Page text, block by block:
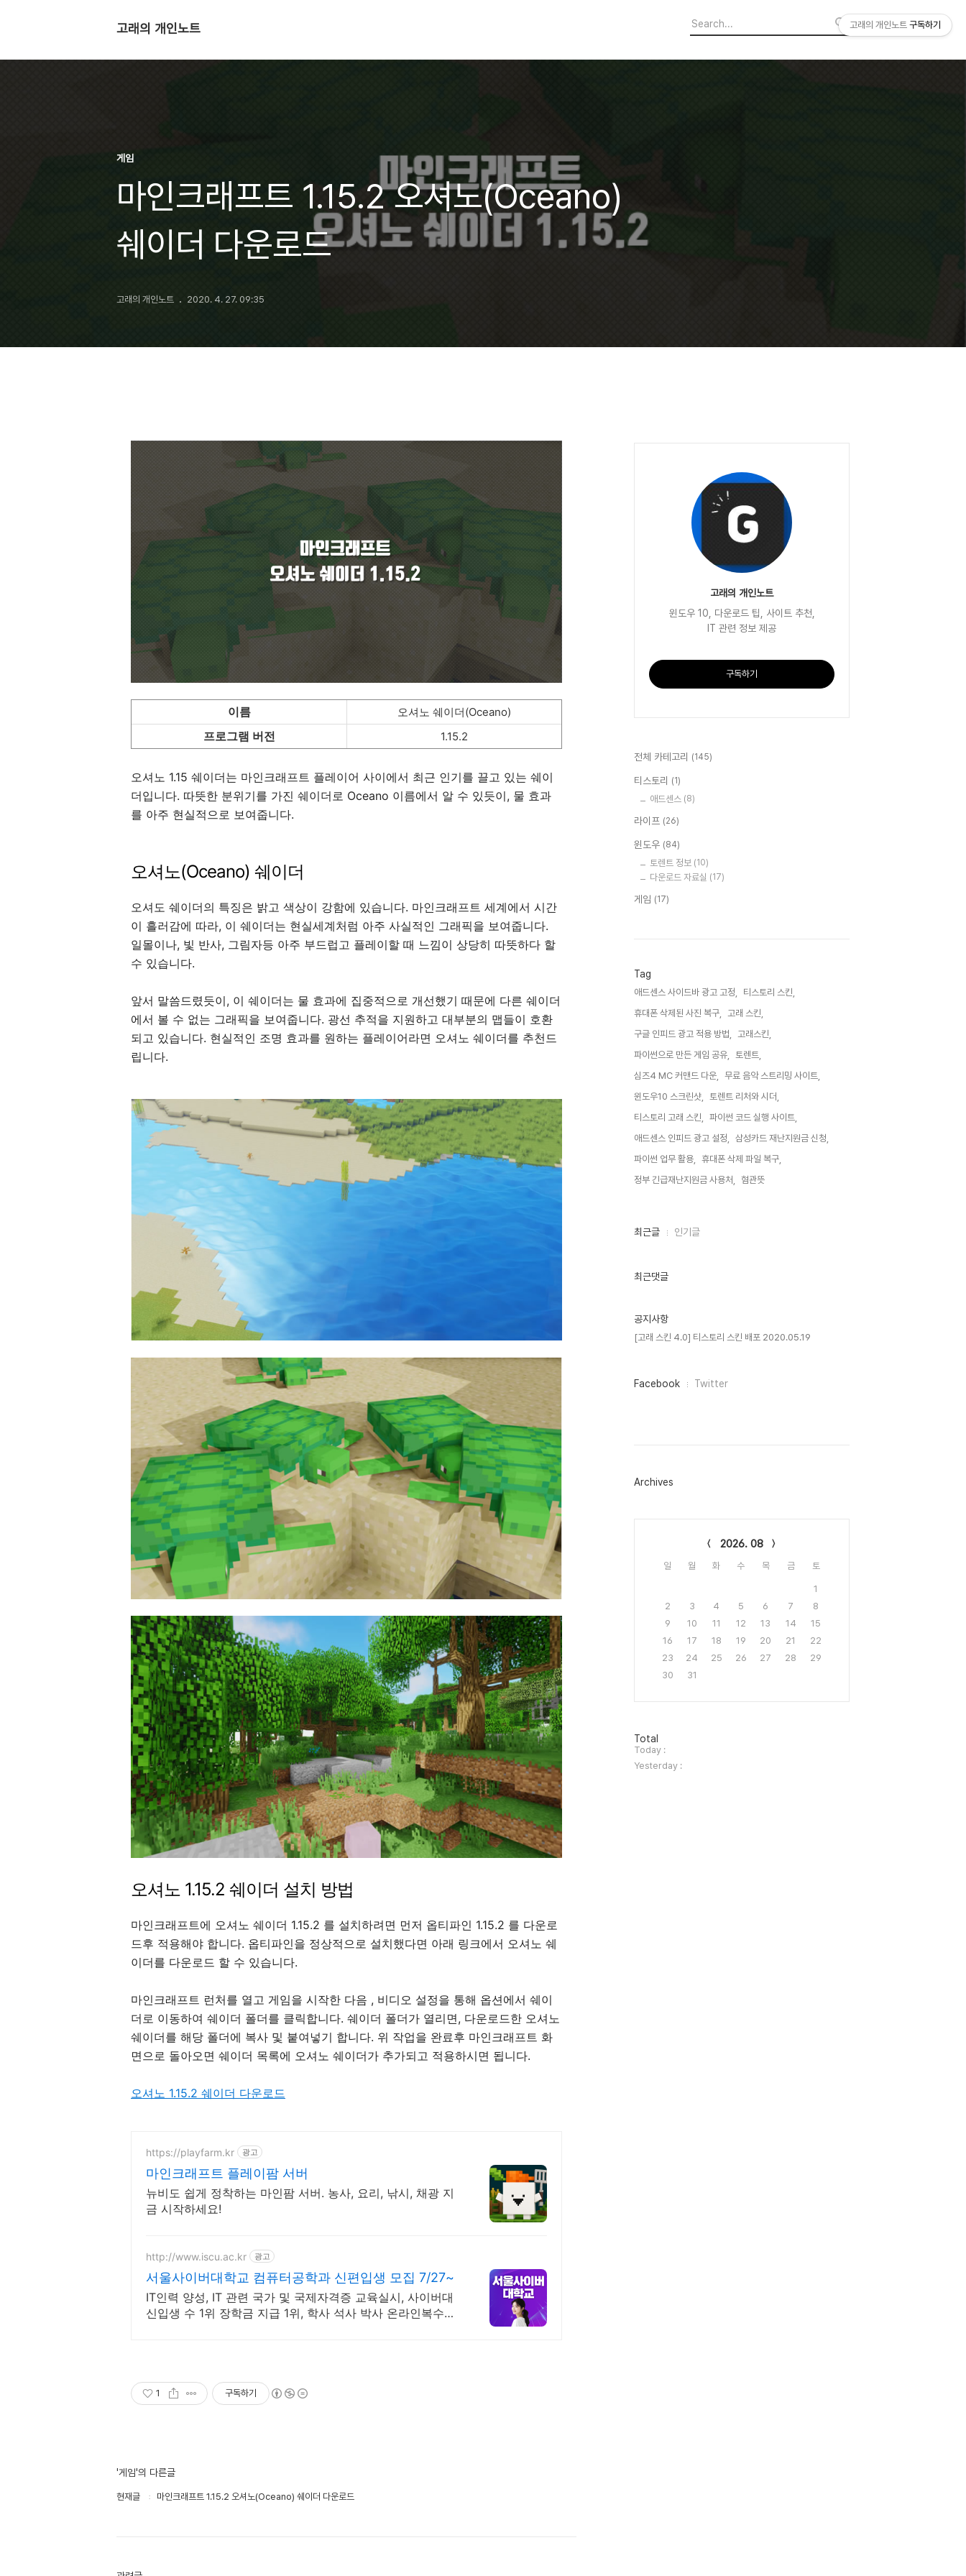
고래의 개인노트
게임
마인크래프트 1.15.2 오셔노(Oceano)
쉐이더 다운로드
고래의 개인노트 2020. 4. 27. 09:35
이름 오셔노 쉐이더(Oceano)
프로그램 버전 1.15.2
오셔노 1.15 쉐이더는 마인크래프트 플레이어 사이에서 최근 인기를 끌고 있는 쉐이
더입니다. 따뜻한 분위기를 가진 쉐이더로 Oceano 이름에서 알 수 있듯이, 물 효과
를 아주 현실적으로 보여줍니다.
오셔노(Oceano) 쉐이더
오셔도 쉐이더의 특징은 밝고 색상이 강함에 있습니다. 마인크래프트 세계에서 시간
이 흘러감에 따라, 이 쉐이더는 현실세계처럼 아주 사실적인 그래픽을 보여줍니다.
일몰이나, 빛 반사, 그림자등 아주 부드럽고 플레이할 때 느낌이 상당히 따뜻하다 할
수 있습니다.
앞서 말씀드렸듯이, 이 쉐이더는 물 효과에 집중적으로 개선했기 때문에 다른 쉐이더
에서 볼 수 없는 그래픽을 보여줍니다. 광선 추적을 지원하고 대부분의 맵들이 호환
되고 있습니다. 현실적인 조명 효과를 원하는 플레이어라면 오셔노 쉐이더를 추천드
립니다.
오셔노 1.15.2 쉐이더 설치 방법
마인크래프트에 오셔노 쉐이더 1.15.2 를 설치하려면 먼저 옵티파인 1.15.2 를 다운로
드후 적용해야 합니다. 옵티파인을 정상적으로 설치했다면 아래 링크에서 오셔노 쉐
이더를 다운로드 할 수 있습니다.
마인크래프트 런처를 열고 게임을 시작한 다음 , 비디오 설정을 통해 옵션에서 쉐이
더로 이동하여 쉐이더 폴더를 클릭합니다. 쉐이더 폴더가 열리면, 다운로드한 오셔노
쉐이더를 해당 폴더에 복사 및 붙여넣기 합니다. 위 작업을 완료후 마인크래프트 화
면으로 돌아오면 쉐이더 목록에 오셔노 쉐이더가 추가되고 적용하시면 됩니다.
오셔노 1.15.2 쉐이더 다운로드
https://playfarm.kr 광고
마인크래프트 플레이팜 서버
뉴비도 쉽게 정착하는 마인팜 서버. 농사, 요리, 낚시, 채광 지
금 시작하세요!
http://www.iscu.ac.kr 광고
서울사이버대학교 컴퓨터공학과 신편입생 모집 7/27~
IT인력 양성, IT 관련 국가 및 국제자격증 교육실시, 사이버대
신입생 수 1위 장학금 지급 1위, 학사 석사 박사 온라인복수학
1 구독하기
'게임'의 다른글
현재글 마인크래프트 1.15.2 오셔노(Oceano) 쉐이더 다운로드
고래의 개인노트
윈도우 10, 다운로드 팁, 사이트 추천,
IT 관련 정보 제공
구독하기
전체 카테고리 (145)
티스토리 (1)
애드센스 (8)
라이프 (26)
윈도우 (84)
토렌트 정보 (10)
다운로드 자료실 (17)
게임 (17)
Tag
애드센스 사이드바 광고 고정,
티스토리 스킨,
휴대폰 삭제된 사진 복구,
고래 스킨,
구글 인피드 광고 적용 방법,
고래스킨,
파이썬으로 만든 게임 공유,
토렌트,
심즈4 MC 커맨드 다운,
무료 음악 스트리밍 사이트,
윈도우10 스크린샷,
토렌트 리처와 시더,
티스토리 고래 스킨,
파이썬 코드 실행 사이트,
애드센스 인피드 광고 설정,
삼성카드 재난지원금 신청,
파이썬 업무 활용,
휴대폰 삭제 파일 복구,
정부 긴급재난지원금 사용처,
혐관뜻,
최
인
최근글 인기글
최근댓글
공지사항
[고래 스킨 4.0] 티스토리 스킨 배포 2020.05.19
페
그
Facebook Twitter
Archives
2026. 08
일 월 화 수 목 금 토
1
2
3 4 5 6 7
8
9
10 11 12 13 14
15
16
17 18 19 20 21
22
23
24 25 26 27 28
29
30
31
방
문
자
수
Total
Today :
Yesterday :
고래의 개인노트 구독하기